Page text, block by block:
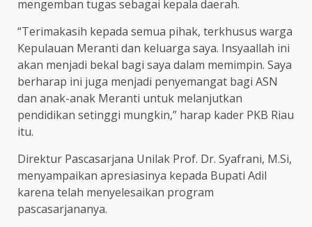
mengemban tugas sebagai kepala daerah.
“Terimakasih kepada semua pihak, terkhusus warga
Kepulauan Meranti dan keluarga saya. Insyaallah ini
akan menjadi bekal bagi saya dalam memimpin. Saya
berharap ini juga menjadi penyemangat bagi ASN
dan anak-anak Meranti untuk melanjutkan
pendidikan setinggi mungkin,” harap kader PKB Riau
itu.
Direktur Pascasarjana Unilak Prof. Dr. Syafrani, M.Si,
menyampaikan apresiasinya kepada Bupati Adil
karena telah menyelesaikan program
pascasarjananya.